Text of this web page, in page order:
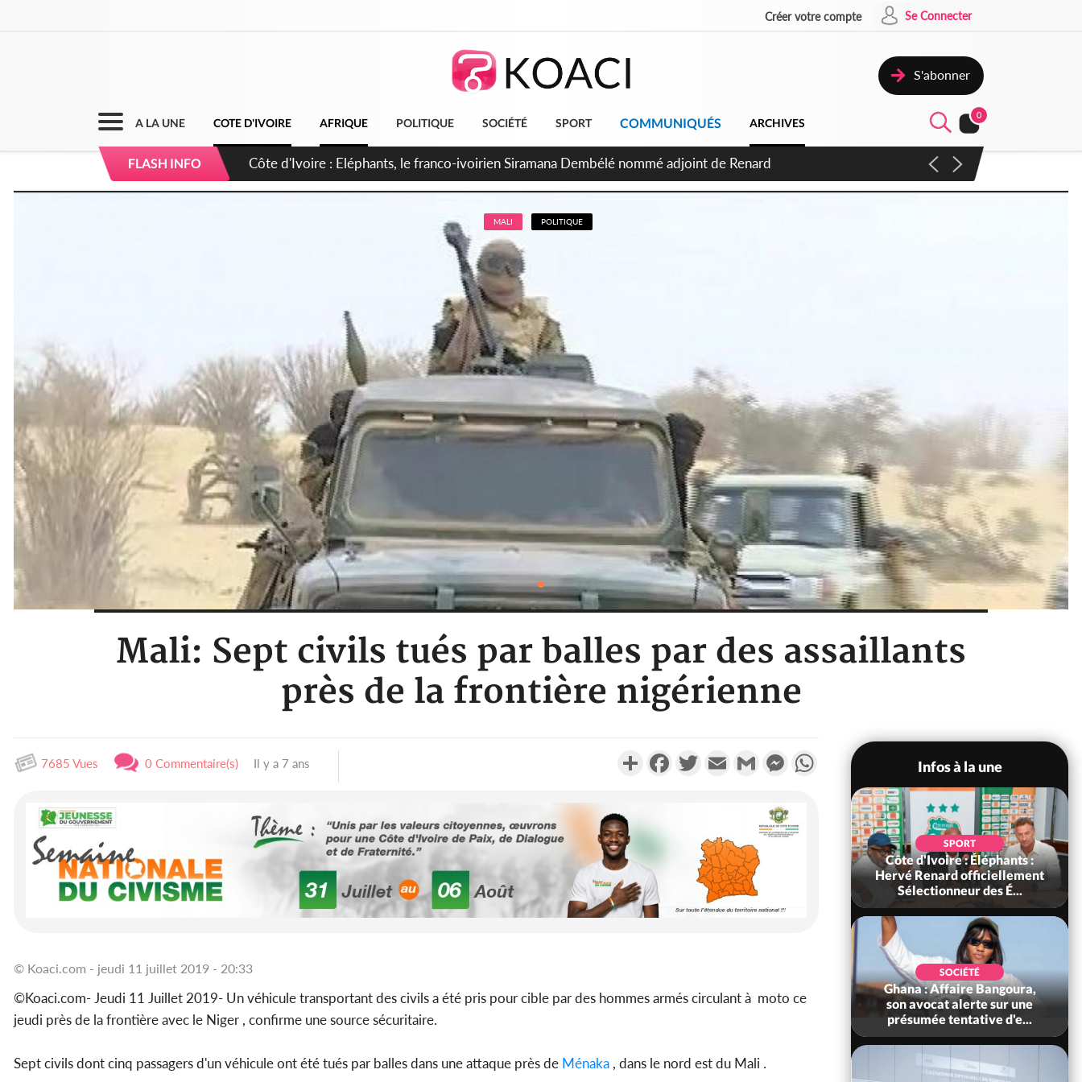
Créer votre compte Se Connecter
S'abonner
A LA UNE COTE D'IVOIRE AFRIQUE POLITIQUE SOCIÉTÉ SPORT COMMUNIQUÉS ARCHIVES
0
FLASH INFO Cameroun : 5 combattants séparatistes neutralisés, le Mindef dément les rumeurs d'exactions des civils
MALI POLITIQUE
Mali: Sept civils tués par balles par des assaillants
près de la frontière nigérienne
7685 Vues 0 Commentaire(s) Il y a 7 ans PartagerFacebookTwitterEmail Gmail MessengerWhatsApp
© Koaci.com - jeudi 11 juillet 2019 - 20:33
©Koaci.com- Jeudi 11 Juillet 2019- Un véhicule transportant des civils a été pris pour cible par des hommes armés circulant à moto ce
jeudi près de la frontière avec le Niger , confirme une source sécuritaire.
Sept civils dont cinq passagers d'un véhicule ont été tués par balles dans une attaque près de Ménaka , dans le nord est du Mali .
Infos à la une
POLITIQUE
Côte d'Ivoire : Violences
tragiques à Kossandji (Mé)
ayant fait 03 morts, A...
séparatistes neutralisés, le
SPORT
Côte d'Ivoire : Éléphants :
Hervé Renard officiellement
Sélectionneur des É...
SOCIÉTÉ
Ghana : Affaire Bangoura,
son avocat alerte sur une
présumée tentative d'e...